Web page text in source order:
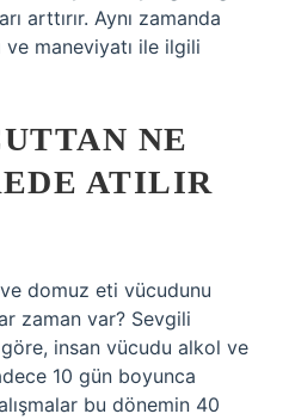
arttırır. Aynı zamanda
ve maneviyatı ile ilgili
NE
ATILIR
domuz eti vücudunu
zaman var? Sevgili
göre, insan vücudu alkol ve
10 gün boyunca
bu dönemin 40